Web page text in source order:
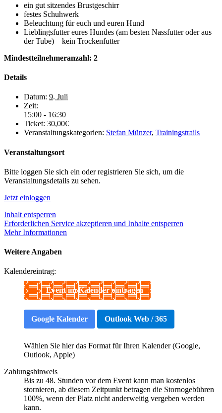
ein gut sitzendes Brustgeschirr
festes Schuhwerk
Beleuchtung für euch und euren Hund
Lieblingsfutter eures Hundes (am besten Nassfutter oder aus
der Tube) – kein Trockenfutter
Mindestteilnehmeranzahl: 2
Details
Datum: 9. Juli
Zeit:
15:00 - 16:30
Ticket: 30,00€
Veranstaltungskategorien: Stefan Münzer, Trainingstrails
Veranstaltungsort
Bitte loggen Sie sich ein oder registrieren Sie sich, um die
Veranstaltungsdetails zu sehen.
Jetzt einloggen
Inhalt entsperren
Erforderlichen Service akzeptieren und Inhalte entsperren
Mehr Informationen
Weitere Angaben
Kalendereintrag:
Event im Kalender eintragen
Google Kalender Outlook Web / 365
Wählen Sie hier das Format für Ihren Kalender (Google,
Outlook, Apple)
Zahlungshinweis
Bis zu 48. Stunden vor dem Event kann man kostenlos
stornieren, ab diesem Zeitpunkt betragen die Stornogebühren
100%, wenn der Platz nicht anderweitig vergeben werden
kann.